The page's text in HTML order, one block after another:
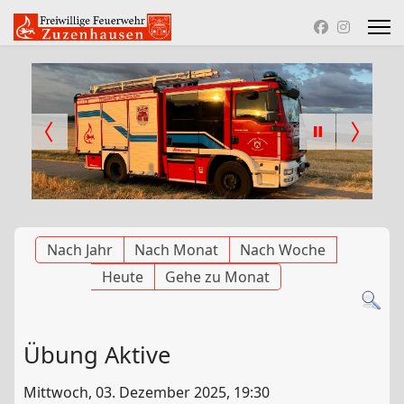
Nach Jahr Nach Monat
Nach Woche
Heute
Gehe zu Monat
Übung Aktive
Mittwoch, 03. Dezember 2025, 19:30